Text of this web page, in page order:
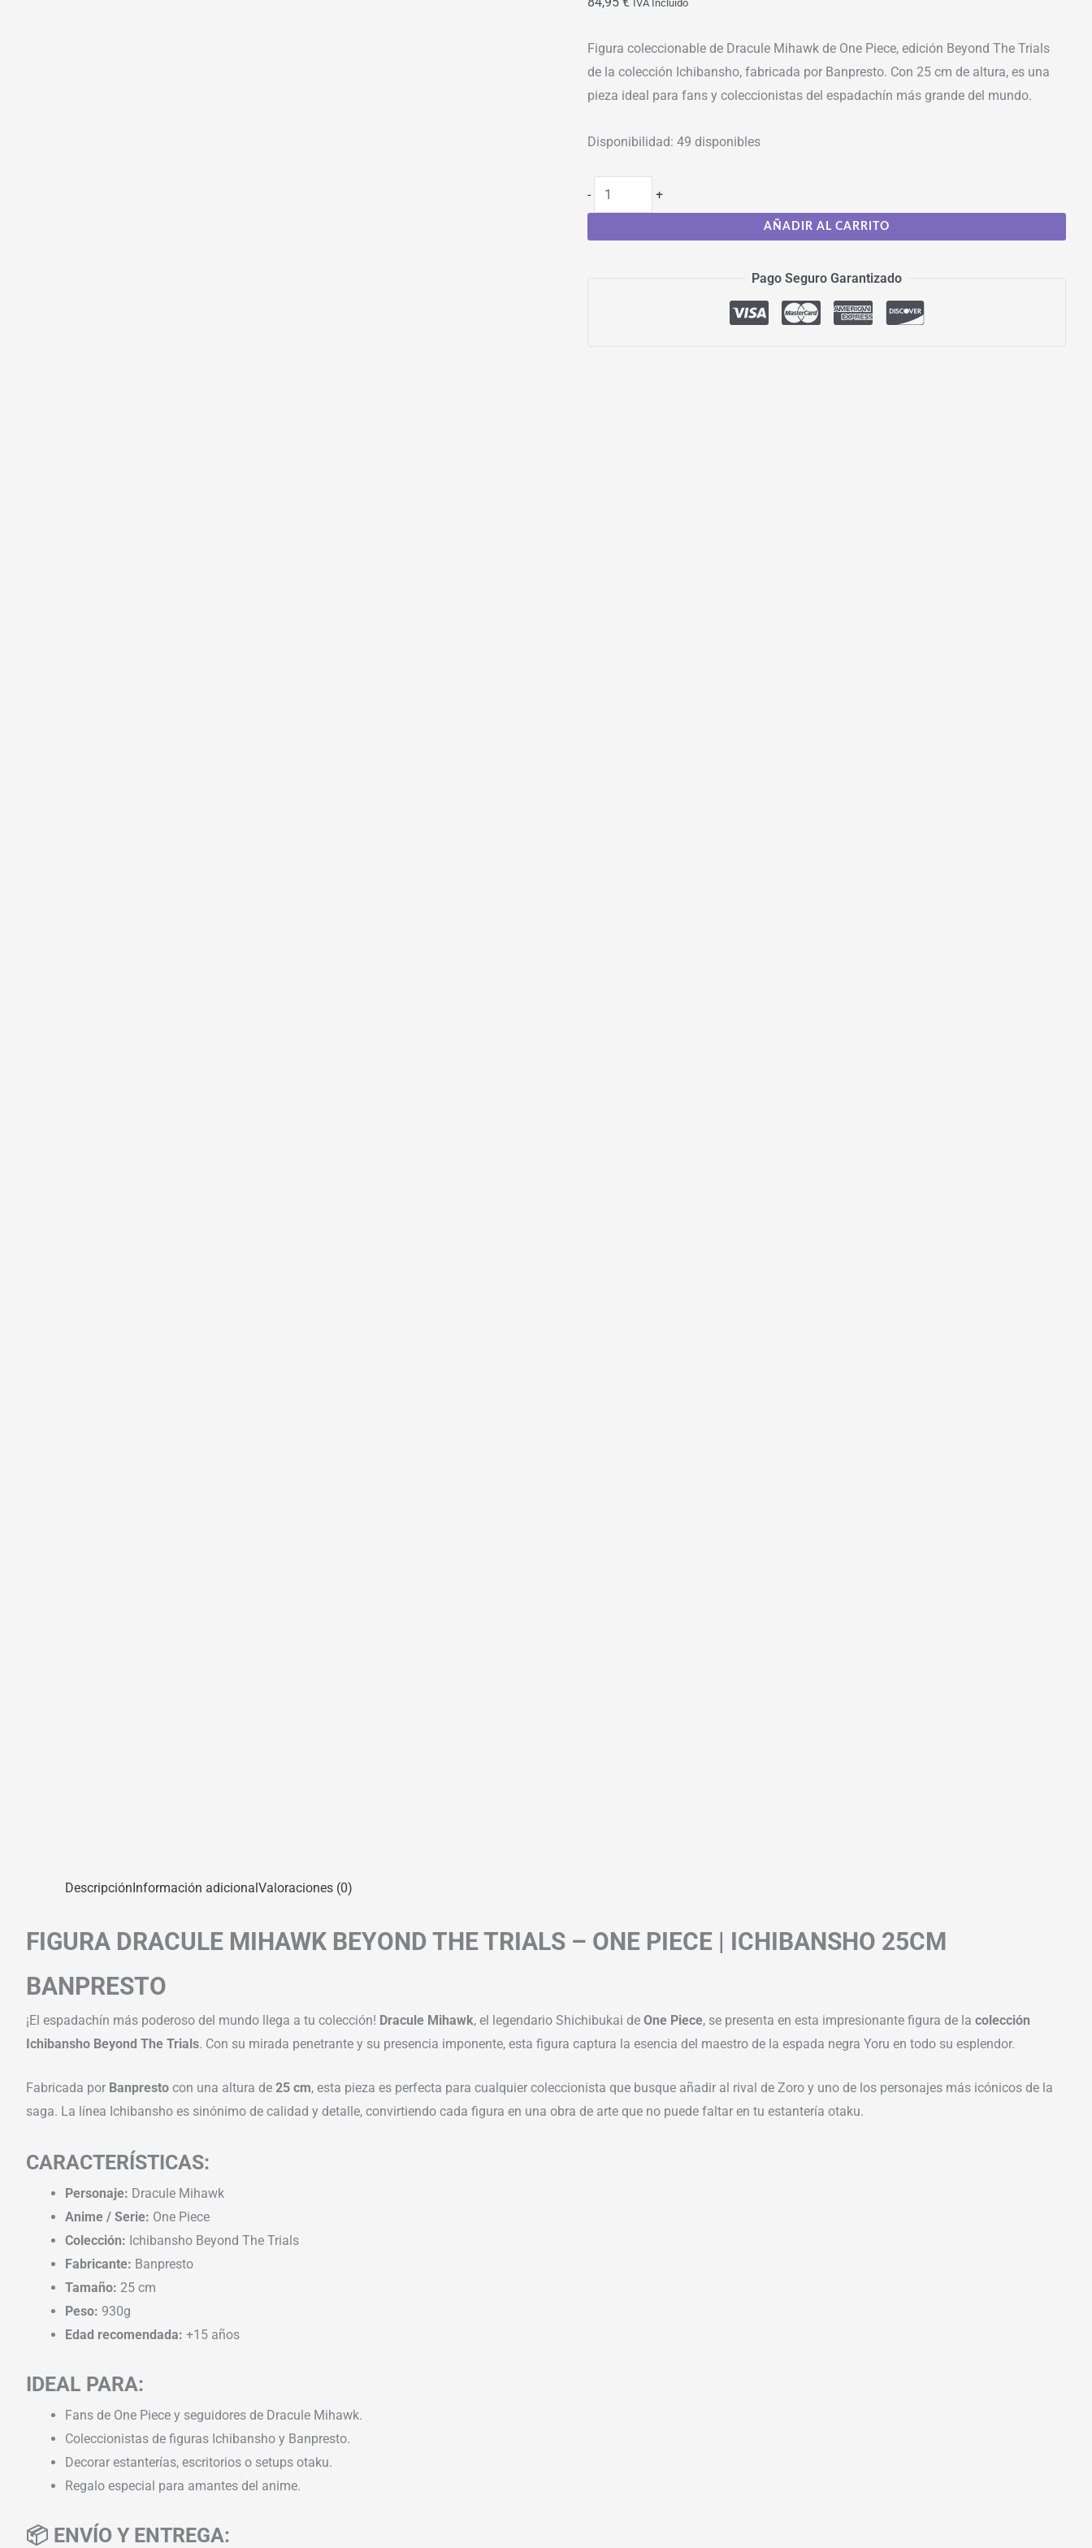
IVA Incluído
Figura coleccionable de Dracule Mihawk de One Piece, edición Beyond The Trials
de la colección Ichibansho, fabricada por Banpresto. Con 25 cm de altura, es una
pieza ideal para fans y coleccionistas del espadachín más grande del mundo.
Disponibilidad: 49 disponibles
- +
AÑADIR AL CARRITO
Pago Seguro Garantizado
DescripciónInformación adicionalValoraciones (0)
FIGURA DRACULE MIHAWK BEYOND THE TRIALS – ONE PIECE | ICHIBANSHO 25CM
BANPRESTO
¡El espadachín más poderoso del mundo llega a tu colección! Dracule Mihawk, el legendario Shichibukai de One Piece, se presenta en esta impresionante figura de la colección
Ichibansho Beyond The Trials. Con su mirada penetrante y su presencia imponente, esta figura captura la esencia del maestro de la espada negra Yoru en todo su esplendor.
Fabricada por Banpresto con una altura de 25 cm, esta pieza es perfecta para cualquier coleccionista que busque añadir al rival de Zoro y uno de los personajes más icónicos de la
saga. La línea Ichibansho es sinónimo de calidad y detalle, convirtiendo cada figura en una obra de arte que no puede faltar en tu estantería otaku.
CARACTERÍSTICAS:
Personaje: Dracule Mihawk
Anime / Serie: One Piece
Colección: Ichibansho Beyond The Trials
Fabricante: Banpresto
Tamaño: 25 cm
Peso: 930g
Edad recomendada: +15 años
IDEAL PARA:
Fans de One Piece y seguidores de Dracule Mihawk.
Coleccionistas de figuras Ichibansho y Banpresto.
Decorar estanterías, escritorios o setups otaku.
Regalo especial para amantes del anime.
📦 ENVÍO Y ENTREGA: